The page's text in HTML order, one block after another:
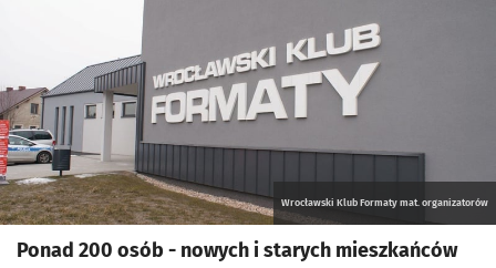
Wrocławski Klub Formaty mat. organizatorów
Ponad 200 osób - nowych i starych mieszkańców